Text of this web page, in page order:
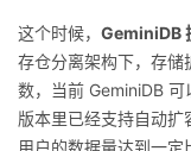
这个时候， GeminiDB
存仓分离架构下，存储
数，当前 GeminiDB
版本里已经支持自动
用户的数据量达到一